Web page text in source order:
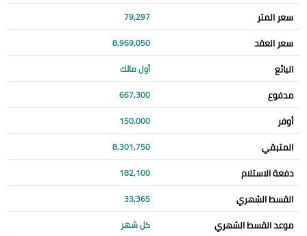
سعر المتر 79,297
سعر العقد 8,969,050
البائع أول مالك
مدفوع 667,300
أوفر 150,000
المتبقي 8,301,750
دفعة الاستلام 182,100
القسط الشهري 33,365
موعد القسط الشهري كل شهر